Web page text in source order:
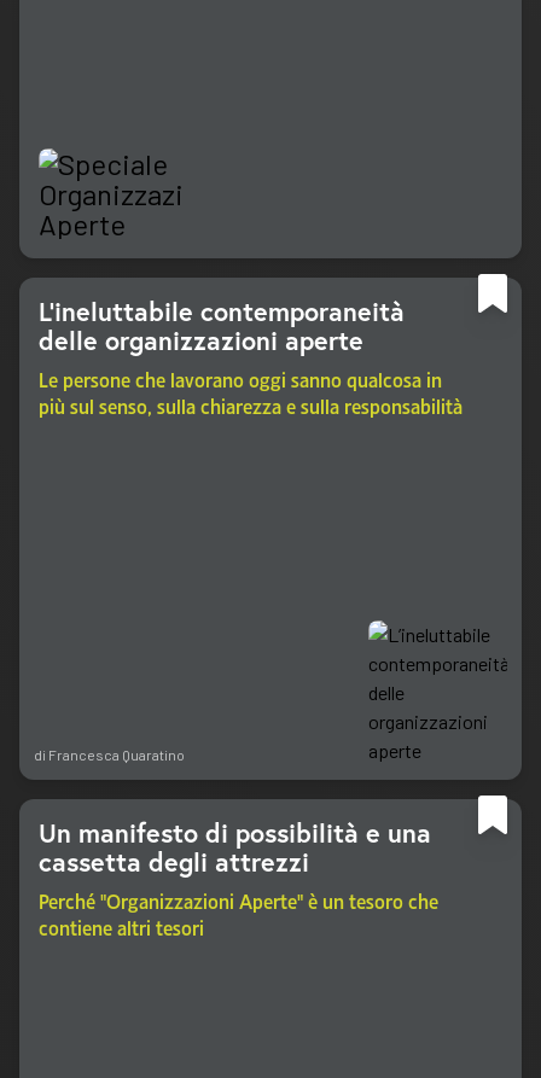
L'ineluttabile contemporaneità
delle organizzazioni aperte
Le persone che lavorano oggi sanno qualcosa in
più sul senso, sulla chiarezza e sulla responsabilità
di Francesca Quaratino
Un manifesto di possibilità e una
cassetta degli attrezzi
Perché "Organizzazioni Aperte" è un tesoro che
contiene altri tesori